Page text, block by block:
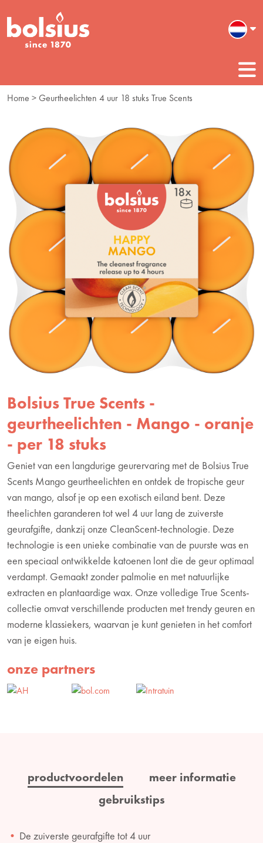
Home > Geurtheelichten 4 uur 18 stuks True Scents
Bolsius True Scents -
geurtheelichten - Mango - oranje
- per 18 stuks
Geniet van een langdurige geurervaring met de Bolsius True
Scents Mango geurtheelichten en ontdek de tropische geur
van mango, alsof je op een exotisch eiland bent. Deze
theelichten garanderen tot wel 4 uur lang de zuiverste
geurafgifte, dankzij onze CleanScent-technologie. Deze
technologie is een unieke combinatie van de puurste was en
een speciaal ontwikkelde katoenen lont die de geur optimaal
verdampt. Gemaakt zonder palmolie en met natuurlijke
extracten en plantaardige wax. Onze volledige True Scents-
collectie omvat verschillende producten met trendy geuren en
moderne klassiekers, waarvan je kunt genieten in het comfort
van je eigen huis.
onze partners
productvoordelen
meer informatie
gebruikstips
De zuiverste geurafgifte tot 4 uur